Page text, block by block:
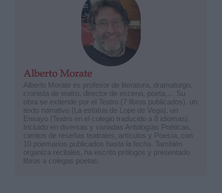
Alberto Morate
Alberto Morate es profesor de literatura, dramaturgo,
cronista de teatro, director de escena, poeta,… Su
obra se extiende por el Teatro (7 libros publicados), un
texto narrativo (La estatua de Lope de Vega), un
Ensayo (Teatro en el colegio traducido a 8 idiomas).
Incluido en diversas y variadas Antologías Poéticas,
cientos de reseñas teatrales, artículos y Poesía, con
10 poemarios publicados hasta la fecha. También
organiza recitales, ha escrito prólogos y presentado
libros a colegas poetas.